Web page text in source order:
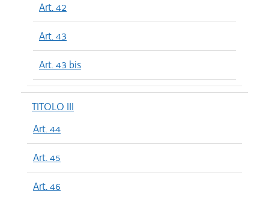
Art. 42
Art. 43
Art. 43 bis
TITOLO III
Art. 44
Art. 45
Art. 46